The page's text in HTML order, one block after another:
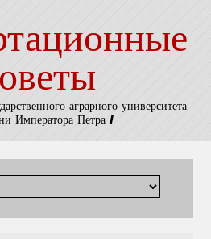
аграрного университета
Императора Петра I